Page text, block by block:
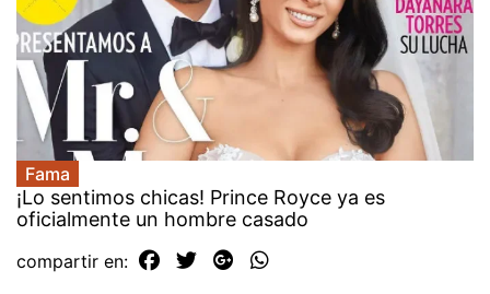
Fama
¡Lo sentimos chicas! Prince Royce ya es
oficialmente un hombre casado
compartir en: